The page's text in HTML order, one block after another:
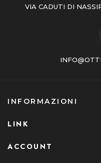
VIA CADUTI DI
INFORMAZIONI
LINK
ACCOUNT